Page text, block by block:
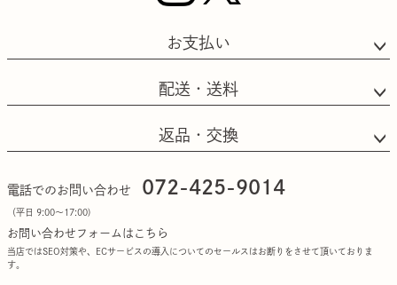
お支払い
配送・送料
返品・交換
電話でのお問い合わせ 072-425-9014
（平日 9:00〜17:00)
お問い合わせフォームはこちら
当店ではSEO対策や、ECサービスの導入についてのセールスはお断りをさせて頂いておりま
す。